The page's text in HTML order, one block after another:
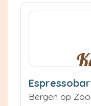
Bergen op